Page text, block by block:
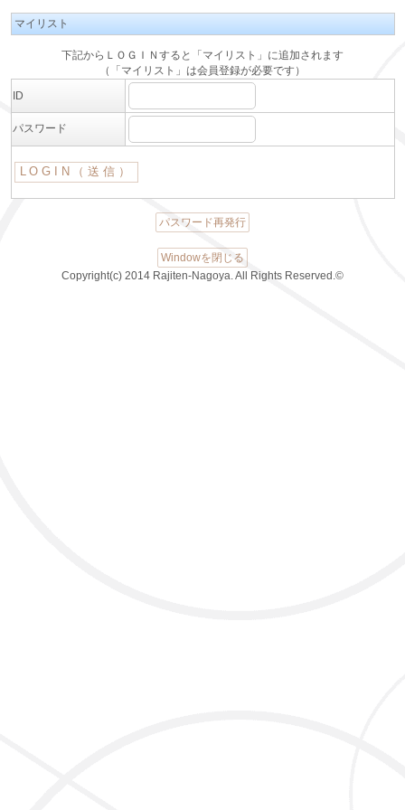
マイリスト
下記からＬＯＧＩＮすると「マイリスト」に追加されます
（「マイリスト」は会員登録が必要です）
ID
パスワード
パスワード再発行
Windowを閉じる
Copyright(c) 2014 Rajiten-Nagoya. All Rights Reserved.©